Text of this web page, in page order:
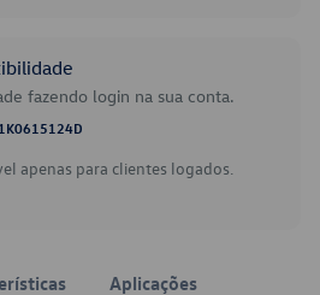
fazendo login na sua conta.
1K0615124D
apenas para clientes logados.
Aplicações